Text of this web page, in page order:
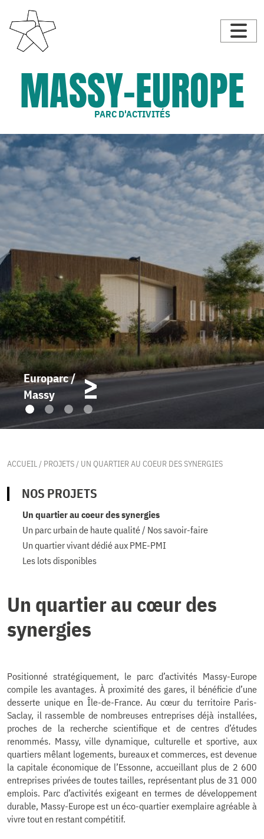
MASSY-EUROPE
PARC D'ACTIVITÉS
Europarc /
Massy
ACCUEIL/ PROJETS/ UN QUARTIER AU COEUR DES SYNERGIES
NOS PROJETS
Un quartier au coeur des synergies
Un parc urbain de haute qualité / Nos savoir-faire
Un quartier vivant dédié aux PME-PMI
Les lots disponibles
Un quartier au cœur des
synergies
Positionné stratégiquement, le parc d’activités Massy-Europe
compile les avantages. À proximité des gares, il bénéficie d’une
desserte unique en Île-de-France. Au cœur du territoire Paris-
Saclay, il rassemble de nombreuses entreprises déjà installées,
proches de la recherche scientifique et de centres d’études
renommés. Massy, ville dynamique, culturelle et sportive, aux
quartiers mêlant logements, bureaux et commerces, est devenue
la capitale économique de l’Essonne, accueillant plus de 2 600
entreprises privées de toutes tailles, représentant plus de 31 000
emplois. Parc d’activités exigeant en termes de développement
durable, Massy-Europe est un éco-quartier exemplaire agréable à
vivre tout en restant compétitif.